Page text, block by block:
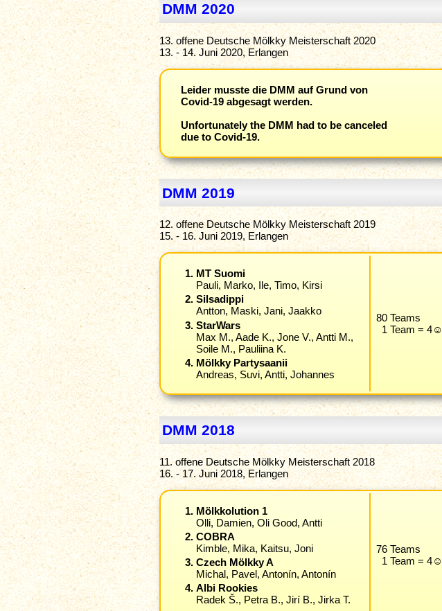
DMM 2020
13. offene Deutsche Mölkky Meisterschaft 2020
13. - 14. Juni 2020, Erlangen
Leider musste die DMM auf Grund von
Covid-19 abgesagt werden.
Unfortunately the DMM had to be canceled
due to Covid-19.
DMM 2019
12. offene Deutsche Mölkky Meisterschaft 2019
15. - 16. Juni 2019, Erlangen
MT Suomi
Pauli, Marko, Ile, Timo, Kirsi
Silsadippi
Antton, Maski, Jani, Jaakko
StarWars
Max M., Aade K., Jone V., Antti M.,
Soile M., Pauliina K.
Mölkky Partysaanii
Andreas, Suvi, Antti, Johannes
80 Teams
1 Team = 4☺
DMM 2018
11. offene Deutsche Mölkky Meisterschaft 2018
16. - 17. Juni 2018, Erlangen
Mölkkolution 1
Olli, Damien, Oli Good, Antti
COBRA
Kimble, Mika, Kaitsu, Joni
Czech Mölkky A
Michal, Pavel, Antonín, Antonín
Albi Rookies
Radek Š., Petra B., Jirí B., Jirka T.
76 Teams
1 Team = 4☺